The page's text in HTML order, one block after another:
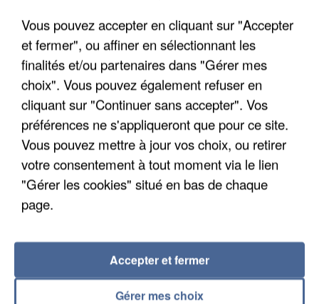
L’UN DES FONDATEURS SUPPOSÉS DE LA DZ
MAFIA INTERPELLÉ EN ALGÉRIE
Vous pouvez accepter en cliquant sur "Accepter
et fermer", ou affiner en sélectionnant les
finalités et/ou partenaires dans "Gérer mes
choix". Vous pouvez également refuser en
cliquant sur "Continuer sans accepter". Vos
préférences ne s'appliqueront que pour ce site.
Vous pouvez mettre à jour vos choix, ou retirer
votre consentement à tout moment via le lien
"Gérer les cookies" situé en bas de chaque
page.
Gérer mes choix
Accepter et fermer